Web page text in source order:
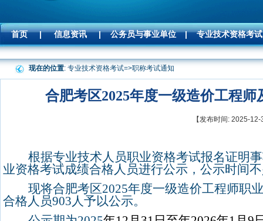
首页 | 信息资讯 | 公务员与事业单位 | 专业技术资格考试
现在的位置: 专业技术资格考试=>职称考试通知
合肥考区2025年度一级造价工程
【发布时间: 2025-
根据专业技术人员职业资格考试报名证明
业资格考试成绩合格人员进行公示，公示时间
现将合肥考区2025年度一级造价工程师职
合格人员903人予以公示。